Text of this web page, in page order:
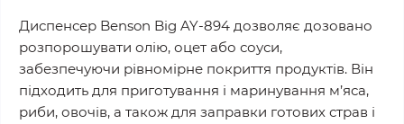
Диспенсер Benson Big AY-894 дозволяє дозовано
розпорошувати олію, оцет або соуси,
забезпечуючи рівномірне покриття продуктів. Він
підходить для приготування і маринування м’яса,
риби, овочів, а також для заправки готових страв і